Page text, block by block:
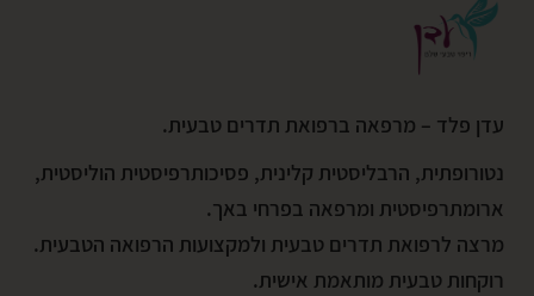
עדן פלד – מרפאה ברפואת תדרים טבעית.
נטורופתית, הרבליסטית קלינית, פסיכותרפיסטית הוליסטית,
ארומתרפיסטית ומרפאה בפרחי באך.
מרצה לרפואת תדרים טבעית ולמקצועות הרפואה הטבעית.
רוקחות טבעית מותאמת אישית.